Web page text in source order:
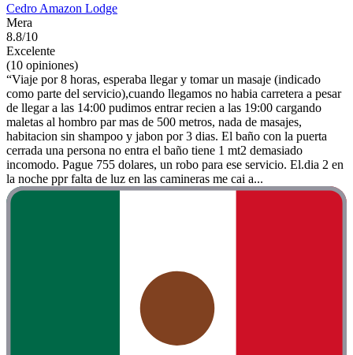
Cedro Amazon Lodge
Mera
8.8/10
Excelente
(10 opiniones)
“Viaje por 8 horas, esperaba llegar y tomar un masaje (indicado
como parte del servicio),cuando llegamos no habia carretera a pesar
de llegar a las 14:00 pudimos entrar recien a las 19:00 cargando
maletas al hombro par mas de 500 metros, nada de masajes,
habitacion sin shampoo y jabon por 3 dias. El baño con la puerta
cerrada una persona no entra el baño tiene 1 mt2 demasiado
incomodo. Pague 755 dolares, un robo para ese servicio. El.dia 2 en
la noche ppr falta de luz en las camineras me cai a...